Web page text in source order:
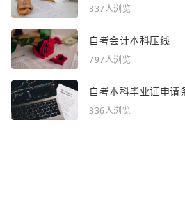
837人浏览
自考会计本科压线
797人浏览
自考本科毕业证申请
836人浏览